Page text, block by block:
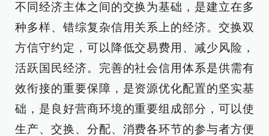
不同经济主体之间的交换为基础，是建立在多
种多样、错综复杂信用关系上的经济。交换双
方信守约定，可以降低交易费用、减少风险，
活跃国民经济。完善的社会信用体系是供需有
效衔接的重要保障，是资源优化配置的坚实基
础，是良好营商环境的重要组成部分，可以使
生产、交换、分配、消费各环节的参与者方便